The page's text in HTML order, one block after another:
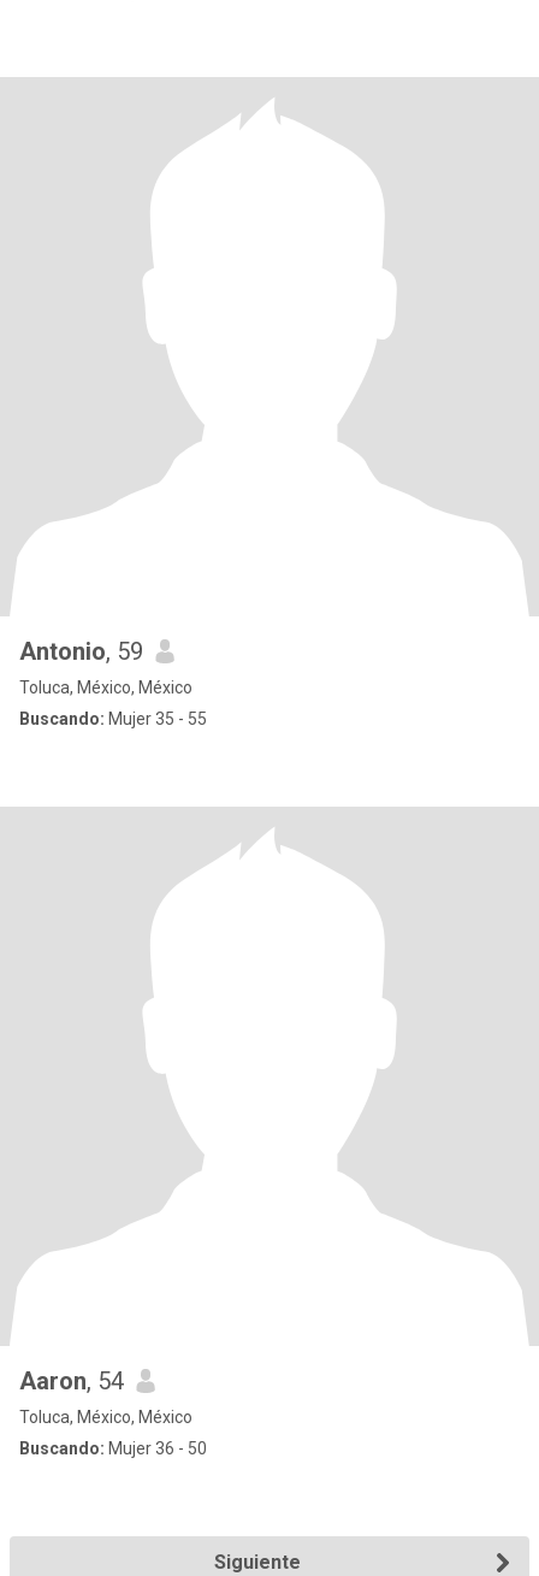
Antonio, 59
Toluca, México, México
Buscando: Mujer 35 - 55
Aaron, 54
Toluca, México, México
Buscando: Mujer 36 - 50
Siguiente